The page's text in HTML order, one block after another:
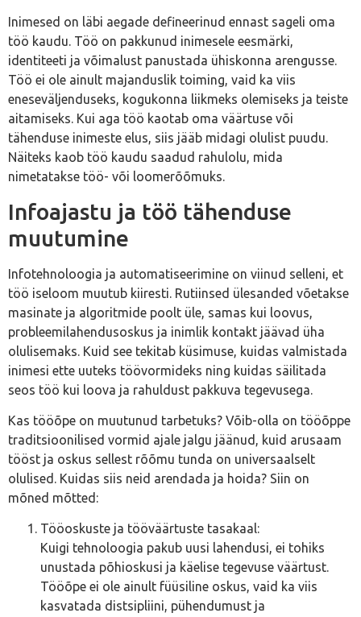
Inimesed on läbi aegade defineerinud ennast sageli oma
töö kaudu. Töö on pakkunud inimesele eesmärki,
identiteeti ja võimalust panustada ühiskonna arengusse.
Töö ei ole ainult majanduslik toiming, vaid ka viis
eneseväljenduseks, kogukonna liikmeks olemiseks ja teiste
aitamiseks. Kui aga töö kaotab oma väärtuse või
tähenduse inimeste elus, siis jääb midagi olulist puudu.
Näiteks kaob töö kaudu saadud rahulolu, mida
nimetatakse töö- või loomerõõmuks.
Infoajastu ja töö tähenduse
muutumine
Infotehnoloogia ja automatiseerimine on viinud selleni, et
töö iseloom muutub kiiresti. Rutiinsed ülesanded võetakse
masinate ja algoritmide poolt üle, samas kui loovus,
probleemilahendusoskus ja inimlik kontakt jäävad üha
olulisemaks. Kuid see tekitab küsimuse, kuidas valmistada
inimesi ette uuteks töövormideks ning kuidas säilitada
seos töö kui loova ja rahuldust pakkuva tegevusega.
Kas tööõpe on muutunud tarbetuks? Võib-olla on tööõppe
traditsioonilised vormid ajale jalgu jäänud, kuid arusaam
tööst ja oskus sellest rõõmu tunda on universaalselt
olulised. Kuidas siis neid arendada ja hoida? Siin on
mõned mõtted:
Tööoskuste ja tööväärtuste tasakaal:
Kuigi tehnoloogia pakub uusi lahendusi, ei tohiks
unustada põhioskusi ja käelise tegevuse väärtust.
Tööõpe ei ole ainult füüsiline oskus, vaid ka viis
kasvatada distsipliini, pühendumust ja